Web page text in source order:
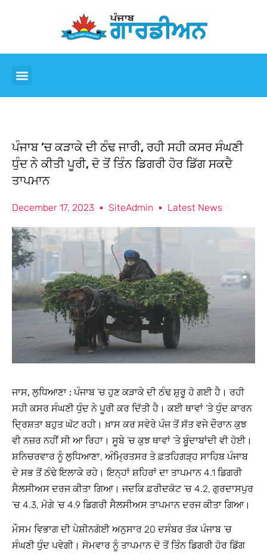
ਪੰਜਾਬ ’ਚ ਕੜਾਕੇ ਦੀ ਠੰਢ ਜਾਰੀ, ਰਹੀ ਸਹੀ ਕਸਰ ਸੰਘਣੀ
ਧੁੰਦ ਨੇ ਕੀਤੀ ਪੂਰੀ, ਦੋ ਤੋਂ ਤਿੰਨ ਡਿਗਰੀ ਹੋਰ ਡਿੱਗ ਸਕਦੈ
ਤਾਪਮਾਨ
December 17, 2023 SiteAdmin Latest News
ਜਾਸ, ਲੁਧਿਆਣਾ :ਪੰਜਾਬ ’ਚ ਹੁਣ ਕੜਾਕੇ ਦੀ ਠੰਢ ਸ਼ੁਰੂ ਹੋ ਗਈ ਹੈ। ਰਹੀ
ਸਹੀ ਕਸਰ ਸੰਘਣੀ ਧੁੰਦ ਨੇ ਪੂਰੀ ਕਰ ਦਿੱਤੀ ਹੈ। ਕਈ ਥਾਵਾਂ ’ਤੇ ਧੁੰਦ ਕਾਰਨ
ਦ੍ਰਿਸ਼ਤਾ ਬਹੁਤ ਘੱਟ ਰਹੀ। ਖ਼ਾਸ ਕਰ ਸਵੇਰੇ ਪੰਜ ਤੋਂ ਸੱਤ ਵਜੇ ਦੌਰਾਨ ਕੁਝ
ਵੀ ਨਜ਼ਰ ਨਹੀਂ ਸੀ ਆ ਰਿਹਾ। ਸੂਬੇ ’ਚ ਕੁਝ ਥਾਵਾਂ ’ਤੇ ਬੂੰਦਾਬਾਂਦੀ ਵੀ ਹੋਈ।
ਸ਼ਨਿਚਰਵਾਰ ਨੂੰ ਲੁਧਿਆਣਾ, ਅੰਮ੍ਰਿਤਸਰ ਤੇ ਫ਼ਤਹਿਗੜ੍ਹ ਸਾਹਿਬ ਪੰਜਾਬ
ਦੇ ਸਭ ਤੋਂ ਠੰਢੇ ਇਲਾਕੇ ਰਹੇ। ਇਨ੍ਹਾਂ ਸ਼ਹਿਰਾਂ ਦਾ ਤਾਪਮਾਨ 4.1 ਡਿਗਰੀ
ਸੈਲਸੀਅਸ ਦਰਜ ਕੀਤਾ ਗਿਆ। ਜਦਕਿ ਫ਼ਰੀਦਕੋਟ ’ਚ 4.2, ਗੁਰਦਾਸਪੁਰ
’ਚ 4.3, ਮੋਗੇ ’ਚ 4.9 ਡਿਗਰੀ ਸੈਲਸੀਅਸ ਤਾਪਮਾਨ ਦਰਜ ਕੀਤਾ ਗਿਆ।
ਮੌਸਮ ਵਿਭਾਗ ਦੀ ਪੇਸ਼ੀਨਗੋਈ ਅਨੁਸਾਰ 20 ਦਸੰਬਰ ਤੱਕ ਪੰਜਾਬ ’ਚ
ਸੰਘਣੀ ਧੁੰਦ ਪਵੇਗੀ। ਸੋਮਵਾਰ ਨੂੰ ਤਾਪਮਾਨ ਦੋ ਤੋਂ ਤਿੰਨ ਡਿਗਰੀ ਹੋਰ ਡਿੱਗ